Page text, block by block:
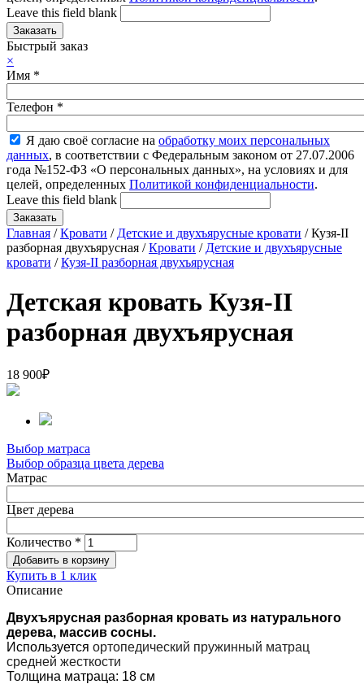
Leave this field blank
Быстрый заказ
×
Имя *
Телефон *
Я даю своё согласие на обработку моих персональных
данных, в соответствии с Федеральным законом от 27.07.2006
года №152-ФЗ «О персональных данных», на условиях и для
целей, определенных Политикой конфиденциальности.
Leave this field blank
Главная /Кровати / Детские и двухъярусные кровати / Кузя-II
разборная двухъярусная /Кровати / Детские и двухъярусные
кровати /Кузя-II разборная двухъярусная
Детская кровать Кузя-II
разборная двухъярусная
18 900₽
Выбор матраса
Выбор образца цвета дерева
Матрас
Цвет дерева
Количество *
Купить в 1 клик
Описание
Двухъярусная разборная кровать из натурального
дерева, массив сосны.
Используется ортопедический пружинный матрац
средней жесткости
Толщина матраца: 18 см